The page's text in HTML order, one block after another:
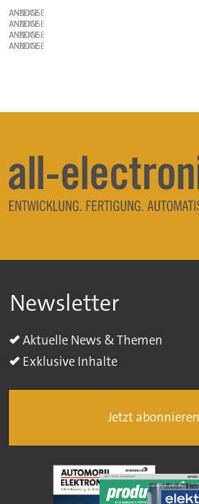
ANZEIGE
ANZEIGE
ANZEIGE
ANZEIGE
Newsletter
Aktuelle News & Themen
Exklusive Inhalte
Jetzt abonnieren